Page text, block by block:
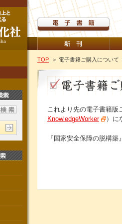
TOP ＞ 電子書籍ご購入について
これより先の電子書籍版
KnowledgeWorker
）に
『国家安全保障の脱構築